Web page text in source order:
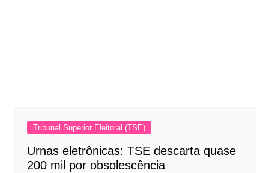
Tribunal Superior Eleitoral (TSE)
Urnas eletrônicas: TSE descarta quase
200 mil por obsolescência